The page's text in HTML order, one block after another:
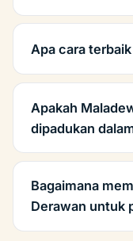
Apa cara
Apakah
dipadukan
Bagaimana
Derawan untuk